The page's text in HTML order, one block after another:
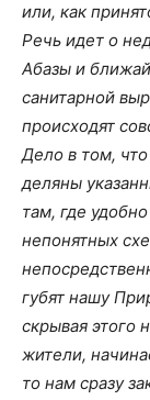
или, как
Речь идет о
Абазы и
санитарной
происходят
Дело в том,
деляны
там, где
непонятных
губят нашу
скрывая этого
жители,
то нам сразу